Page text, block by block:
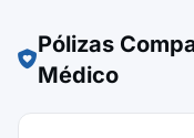
Pólizas
Médico